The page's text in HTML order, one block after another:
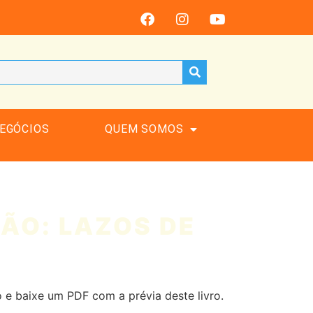
QUEM SOMOS
LAZOS DE
e baixe um PDF com a prévia deste livro.